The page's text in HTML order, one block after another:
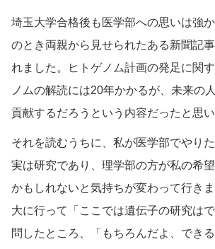
埼玉大学合格後も医学部への思いは強
のとき両親から見せられたある新聞記
れました。ヒトゲノム計画の発足に関
ノムの解読には20年かかるが、未来の
貢献するだろうという内容だったと思い
それを読むうちに、私が医学部でやり
実は研究であり、理学部の方が私の希
かもしれないと気持ちが変わって行き
大に行って「ここでは遺伝子の研究は
問したところ、「もちろんだよ、でき